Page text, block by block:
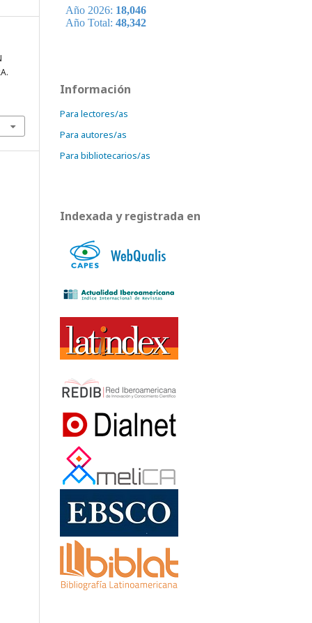
Información
Para lectores/as
Para autores/as
Para bibliotecarios/as
Indexada y registrada en